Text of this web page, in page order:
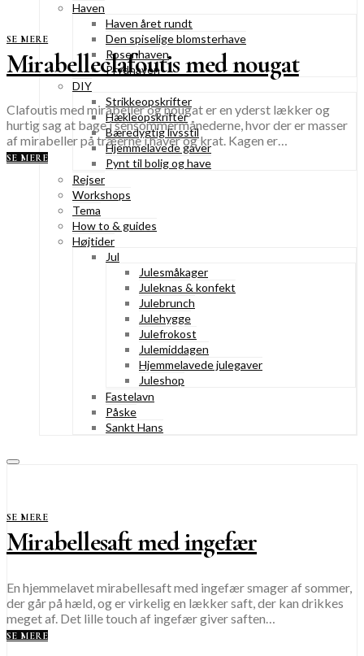
Haven
Haven året rundt
Den spiselige blomsterhave
Rosenhaven
Prydhaven
DIY
Strikkeopskrifter
Hækleopskrifter
Bæredygtig livsstil
Hjemmelavede gaver
Pynt til bolig og have
Rejser
Workshops
Tema
How to & guides
Højtider
Jul
Julesmåkager
Juleknas & konfekt
Julebrunch
Julehygge
Julefrokost
Julemiddagen
Hjemmelavede julegaver
Juleshop
Fastelavn
Påske
Sankt Hans
SE MERE
Mirabelleclafoutis med nougat
Clafoutis med mirabeller og nougat er en yderst lækker og
hurtig sag at bage i sensommermånederne, hvor der er masser
af mirabeller på træerne i haver og krat. Kagen er…
SE MERE
SE MERE
Mirabellesaft med ingefær
En hjemmelavet mirabellesaft med ingefær smager af sommer,
der går på hæld, og er virkelig en lækker saft, der kan drikkes
meget af. Det lille touch af ingefær giver saften…
SE MERE